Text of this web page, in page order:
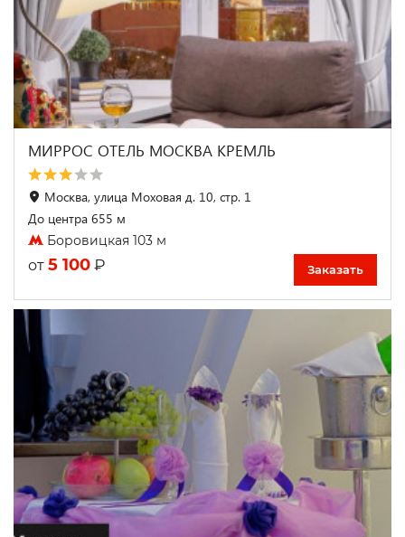
МИРРОС ОТЕЛЬ МОСКВА КРЕМЛЬ
Москва, улица Моховая д. 10, стр. 1
До центра 655 м
Боровицкая 103 м
от 5 100 ₽ Заказать